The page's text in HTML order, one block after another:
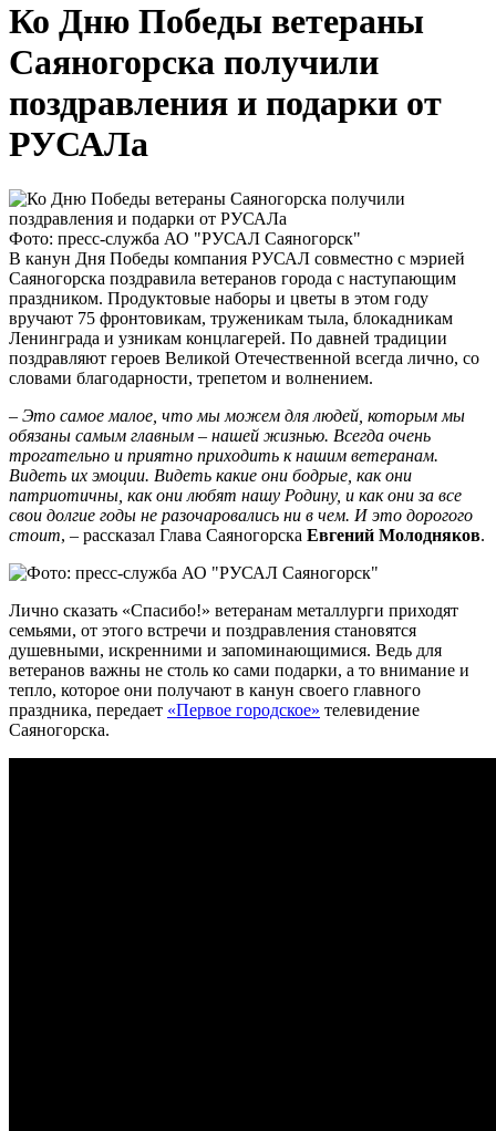
Ко Дню Победы ветераны
Саяногорска получили
поздравления и подарки от
РУСАЛа
Фото: пресс-служба АО "РУСАЛ Саяногорск"
В канун Дня Победы компания РУСАЛ совместно с мэрией
Саяногорска поздравила ветеранов города с наступающим
праздником. Продуктовые наборы и цветы в этом году
вручают 75 фронтовикам, труженикам тыла, блокадникам
Ленинграда и узникам концлагерей. По давней традиции
поздравляют героев Великой Отечественной всегда лично, со
словами благодарности, трепетом и волнением.
– Это самое малое, что мы можем для людей, которым мы
обязаны самым главным – нашей жизнью. Всегда очень
трогательно и приятно приходить к нашим ветеранам.
Видеть их эмоции. Видеть какие они бодрые, как они
патриотичны, как они любят нашу Родину, и как они за все
свои долгие годы не разочаровались ни в чем. И это дорогого
стоит, – рассказал Глава Саяногорска Евгений Молодняков.
Лично сказать «Спасибо!» ветеранам металлурги приходят
семьями, от этого встречи и поздравления становятся
душевными, искренними и запоминающимися. Ведь для
ветеранов важны не столь ко сами подарки, а то внимание и
тепло, которое они получают в канун своего главного
праздника, передает «Первое городское» телевидение
Саяногорска.